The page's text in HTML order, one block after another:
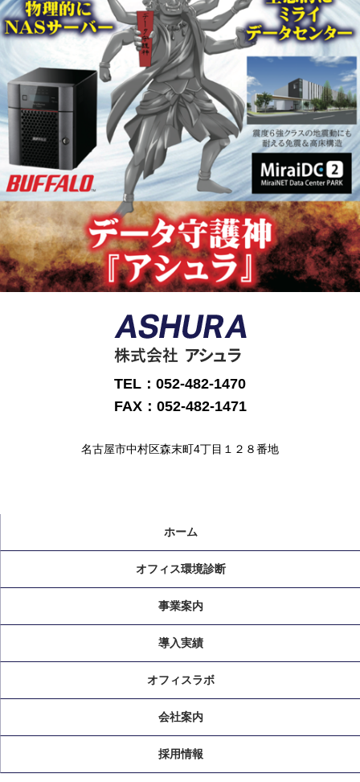
TEL：052-482-1470
FAX：052-482-1471
名古屋市中村区森末町4丁目１２８番地
ホーム
オフィス環境診断
事業案内
導入実績
オフィスラボ
会社案内
採用情報